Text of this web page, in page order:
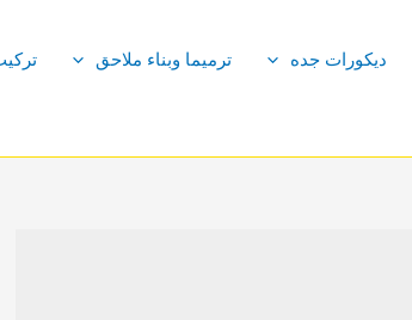
ديكورات جده ترميما وبناء ملاحق